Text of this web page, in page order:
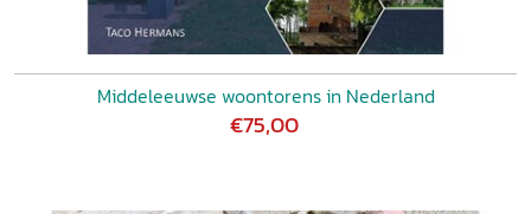
Middeleeuwse woontorens in Nederland
€75,00